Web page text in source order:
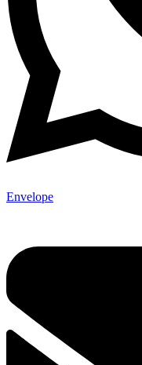
Envelope